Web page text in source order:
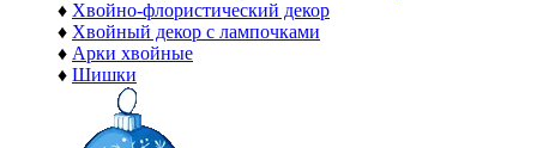
♦ Хвойно-флористический декор
♦ Хвойный декор с лампочками
♦ Арки хвойные
♦ Шишки